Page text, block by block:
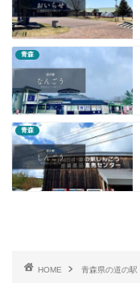
青森
青森
HOME 青森県の道の駅